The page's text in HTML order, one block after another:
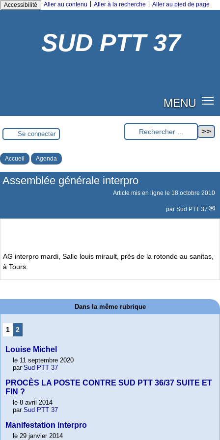
Accessibilité Aller au contenu Aller à la recherche Aller au pied de page
SUD PTT 37
MENU
Se connecter
Accueil Agenda
Assemblée générale interpro
Article mis en ligne le 18 octobre 2010
par Sud PTT 37
AG interpro mardi, Salle louis mirault, près de la rotonde au sanitas,
à Tours.
Dans la même rubrique
1 2
Louise Michel
le 11 septembre 2020
par Sud PTT 37
PROCÈS LA POSTE CONTRE SUD PTT 36/37 SUITE ET
FIN ?
le 8 avril 2014
par Sud PTT 37
Manifestation interpro
le 29 janvier 2014